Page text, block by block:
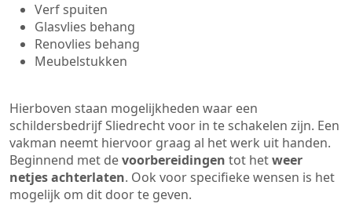
Verf spuiten
Glasvlies behang
Renovlies behang
Meubelstukken
Hierboven staan mogelijkheden waar een
schildersbedrijf Sliedrecht voor in te schakelen zijn. Een
vakman neemt hiervoor graag al het werk uit handen.
Beginnend met devoorbereidingen tot hetweer
netjes achterlaten. Ook voor specifieke wensen is het
mogelijk om dit door te geven.